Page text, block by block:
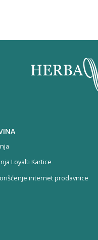
Loyalti Kartice
internet prodavnice